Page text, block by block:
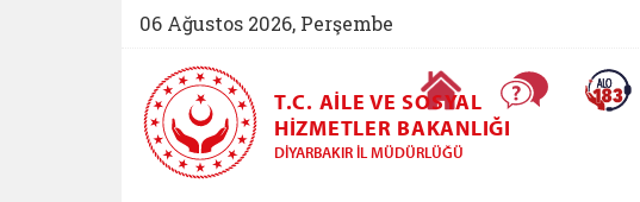
06 Ağustos 2026, Perşembe
Ana Sayfa Sıkça
T.C. AILE VE SOSYAL
HIZMETLER BAKANLIĞI
DIYARBAKIR İL MÜDÜRLÜĞÜ